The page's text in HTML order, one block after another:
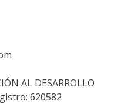
AL DESARROLLO
620582